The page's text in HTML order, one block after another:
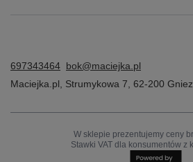
697343464 bok@maciejka.pl
Maciejka.pl
Strumykowa 7 62-200
W sklepie prezentujemy ceny
Stawki VAT dla konsumentów z